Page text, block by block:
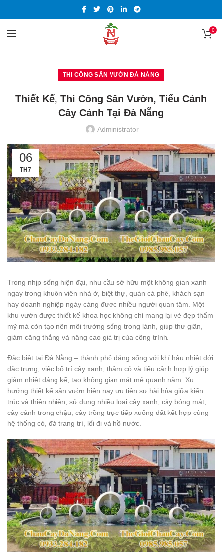
0
THI CÔNG SÂN VƯỜN ĐÀ NẴNG
Thiết Kế, Thi Công Sân Vườn, Tiểu Cảnh
Cây Cảnh Tại Đà Nẵng
Administrator
06
TH7
Trong nhịp sống hiện đại, nhu cầu sở hữu một không gian xanh
ngay trong khuôn viên nhà ở, biệt thự, quán cà phê, khách sạn
hay doanh nghiệp ngày càng được nhiều người quan tâm. Một
khu vườn được thiết kế khoa học không chỉ mang lại vẻ đẹp thẩm
mỹ mà còn tạo nên môi trường sống trong lành, giúp thư giãn,
giảm căng thẳng và nâng cao giá trị của công trình.
Đặc biệt tại Đà Nẵng – thành phố đáng sống với khí hậu nhiệt đới
đặc trưng, việc bố trí cây xanh, thảm cỏ và tiểu cảnh hợp lý giúp
giảm nhiệt đáng kể, tạo không gian mát mẻ quanh năm. Xu
hướng thiết kế sân vườn hiện nay ưu tiên sự hài hòa giữa kiến
trúc và thiên nhiên, sử dụng nhiều loại cây xanh, cây bóng mát,
cây cảnh trong chậu, cây trồng trực tiếp xuống đất kết hợp cùng
hệ thống cỏ, đá trang trí, lối đi và hồ nước.